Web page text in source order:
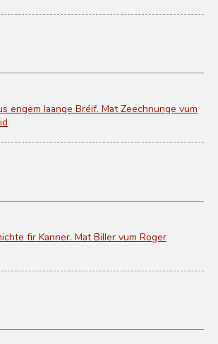
engem laange Bréif. Mat Zeechnunge vum
fir Kanner. Mat Biller vum Roger